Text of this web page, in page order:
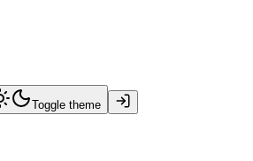
Toggle theme